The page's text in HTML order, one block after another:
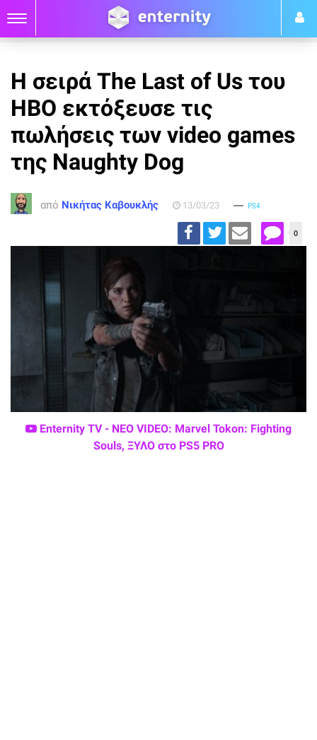
Η σειρά The Last of Us του
HBO εκτόξευσε τις
πωλήσεις των video games
της Naughty Dog
από Νικήτας Καβουκλής 13/03/23 PS4
0
Enternity TV - ΝΕΟ VIDEO: Marvel Tokon: Fighting
Souls, ΞΥΛΟ στο PS5 PRO